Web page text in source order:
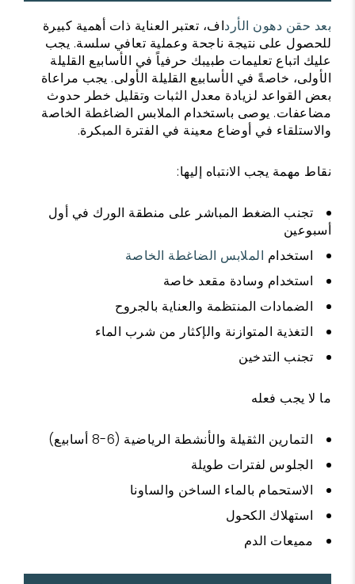
بعد حقن دهون الأرداف، تعتبر العناية ذات أهمية كبيرة
للحصول على نتيجة ناجحة وعملية تعافي سلسة. يجب
عليك اتباع تعليمات طبيبك حرفياً في الأسابيع القليلة
الأولى، خاصةً في الأسابيع القليلة الأولى. يجب مراعاة
بعض القواعد لزيادة معدل الثبات وتقليل خطر حدوث
مضاعفات. يوصى باستخدام الملابس الضاغطة الخاصة
والاستلقاء في أوضاع معينة في الفترة المبكرة.
نقاط مهمة يجب الانتباه إليها:
تجنب الضغط المباشر على منطقة الورك في أول
أسبوعين
استخدام الملابس الضاغطة الخاصة
استخدام وسادة مقعد خاصة
الضمادات المنتظمة والعناية بالجروح
التغذية المتوازنة والإكثار من شرب الماء
تجنب التدخين
ما لا يجب فعله
التمارين الثقيلة والأنشطة الرياضية (6-8 أسابيع)
الجلوس لفترات طويلة
الاستحمام بالماء الساخن والساونا
استهلاك الكحول
مميعات الدم